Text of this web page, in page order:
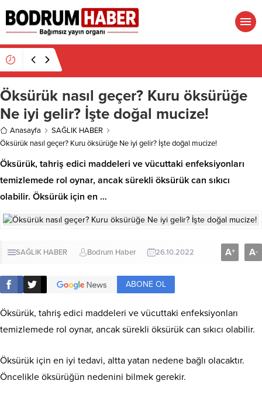
Öksürük nasıl geçer? Kuru öksürüğe
Ne iyi gelir? İşte doğal mucize!
Anasayfa
SAĞLIK HABER
Öksürük nasıl geçer? Kuru öksürüğe Ne iyi gelir? İşte doğal mucize!
Öksürük, tahriş edici maddeleri ve vücuttaki enfeksiyonları
temizlemede rol oynar, ancak sürekli öksürük can sıkıcı
olabilir. Öksürük için en …
SAĞLIK HABER Bodrum Haber 26.10.2022 A+ A-
ABONE OL
Öksürük, tahriş edici maddeleri ve vücuttaki enfeksiyonları
temizlemede rol oynar, ancak sürekli öksürük can sıkıcı olabilir.
Öksürük için en iyi tedavi, altta yatan nedene bağlı olacaktır.
Öncelikle öksürüğün nedenini bilmek gerekir.